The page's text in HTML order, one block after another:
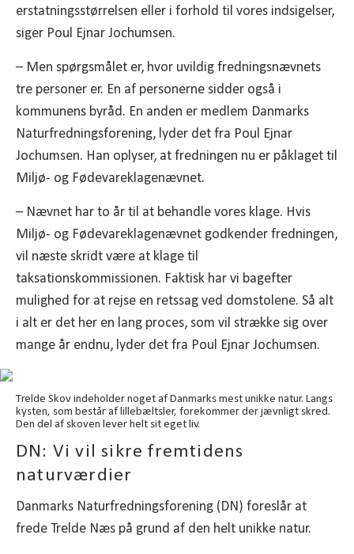
erstatningsstørrelsen eller i forhold til vores indsigelser,
siger Poul Ejnar Jochumsen.
– Men spørgsmålet er, hvor uvildig fredningsnævnets
tre personer er. En af personerne sidder også i
kommunens byråd. En anden er medlem Danmarks
Naturfredningsforening, lyder det fra Poul Ejnar
Jochumsen. Han oplyser, at fredningen nu er påklaget til
Miljø- og Fødevareklagenævnet.
– Nævnet har to år til at behandle vores klage. Hvis
Miljø- og Fødevareklagenævnet godkender fredningen,
vil næste skridt være at klage til
taksationskommissionen. Faktisk har vi bagefter
mulighed for at rejse en retssag ved domstolene. Så alt
i alt er det her en lang proces, som vil strække sig over
mange år endnu, lyder det fra Poul Ejnar Jochumsen.
Trelde Skov indeholder noget af Danmarks mest unikke natur. Langs
kysten, som består af lillebæltsler, forekommer der jævnligt skred.
Den del af skoven lever helt sit eget liv.
DN: Vi vil sikre fremtidens
naturværdier
Danmarks Naturfredningsforening (DN) foreslår at
frede Trelde Næs på grund af den helt unikke natur.